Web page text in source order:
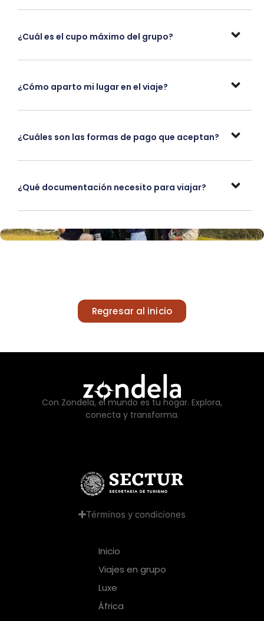
¿Cuál es el cupo máximo del grupo?
¿Cómo aparto mi lugar en el viaje?
¿Cuáles son las formas de pago que aceptan?
¿Qué documentación necesito para viajar?
Regresar al inicio
Con Zondela, el mundo es tu hogar. Explora,
conecta y transforma.
Términos y condiciones
Inicio
Viajes en grupo
Luxe
África